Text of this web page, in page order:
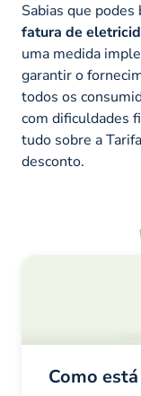
Sabias que
fatura de
uma medida
garantir o
todos os
com dificuldades
tudo sobre a
desconto.
Como